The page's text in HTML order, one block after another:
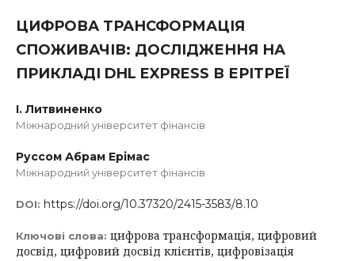
ЦИФРОВА ТРАНСФОРМАЦІЯ
СПОЖИВАЧІВ: ДОСЛІДЖЕННЯ НА
ПРИКЛАДІ DHL EXPRESS В ЕРІТРЕЇ
І. Литвиненко
Міжнародний університет фінансів
Руссом Абрам Ерімас
Міжнародний університет фінансів
DOI: https://doi.org/10.37320/2415-3583/8.10
Ключові слова: цифрова трансформація, цифровий
досвід, цифровий досвід клієнтів, цифровізація